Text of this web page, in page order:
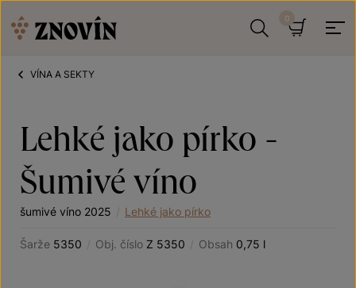
VÍNA A SEKTY
Lehké jako pírko -
Šumivé víno
šumivé víno 2025 / Lehké jako pírko
Šarže 5350 / Obj. číslo Z 5350 / Obsah 0,75 l